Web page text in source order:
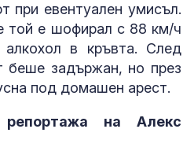
при евентуален умисъл.
той е шофирал с 88 км/ч
в кръвта. След
беше задържан, но през
под домашен арест.
на Алекс